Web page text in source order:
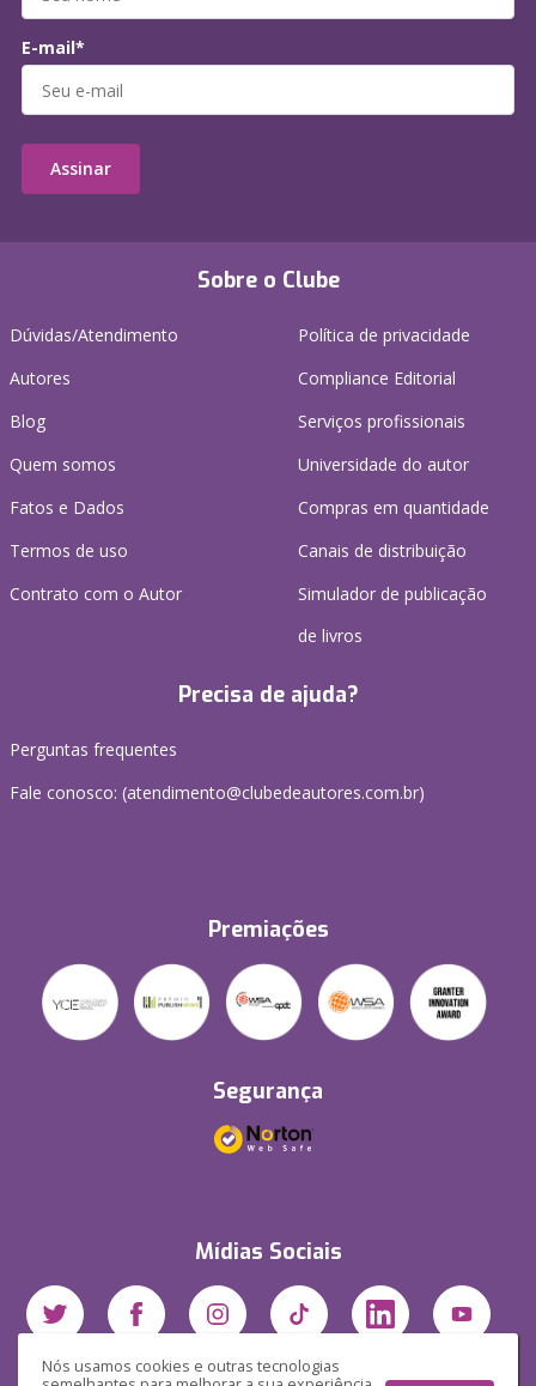
Nós usamos cookies e outras tecnologias
Sobre o Clube
Dúvidas/Atendimento
Autores
Blog
Quem somos
Fatos e Dados
Termos de uso
Contrato com o Autor
Política de privacidade
Compliance Editorial
Serviços profissionais
Universidade do autor
Compras em quantidade
Canais de distribuição
Simulador de publicação
de livros
Precisa de ajuda?
Perguntas frequentes
Fale conosco: (atendimento@clubedeautores.com.br)
Premiações
Segurança
Mídias Sociais
E-mail*
Assinar